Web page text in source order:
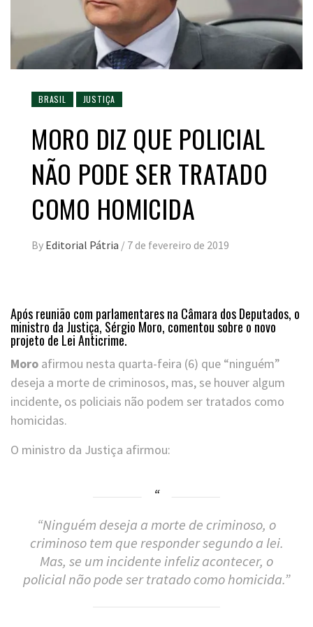
BRASIL JUSTIÇA
MORO DIZ QUE POLICIAL
NÃO PODE SER TRATADO
COMO HOMICIDA
By Editorial Pátria / 7 de fevereiro de 2019
Após reunião com parlamentares na Câmara dos Deputados, o
ministro da Justiça, Sérgio Moro, comentou sobre o novo
projeto de Lei Anticrime.
Moro afirmou nesta quarta-feira (6) que “ninguém”
deseja a morte de criminosos, mas, se houver algum
incidente, os policiais não podem ser tratados como
homicidas.
O ministro da Justiça afirmou:
“Ninguém deseja a morte de criminoso, o
criminoso tem que responder segundo a lei.
Mas, se um incidente infeliz acontecer, o
policial não pode ser tratado como homicida.”